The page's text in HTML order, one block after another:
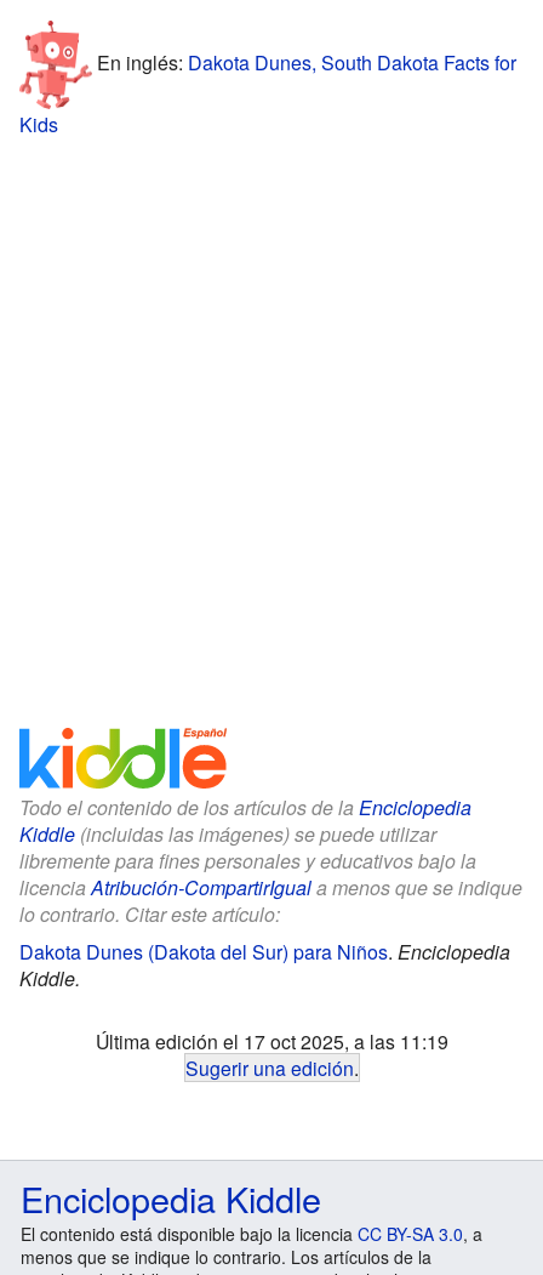
En inglés: Dakota Dunes, South Dakota Facts for
Kids
Todo el contenido de los artículos de la Enciclopedia
Kiddle (incluidas las imágenes) se puede utilizar
libremente para fines personales y educativos bajo la
licenciaAtribución-CompartirIguala menos que se indique
lo contrario. Citar este artículo:
Dakota Dunes (Dakota del Sur) para Niños. Enciclopedia
Kiddle.
Última edición el 17 oct 2025, a las 11:19
Sugerir una edición.
Enciclopedia Kiddle
El contenido está disponible bajo la licencia CC BY-SA 3.0, a
menos que se indique lo contrario. Los artículos de la